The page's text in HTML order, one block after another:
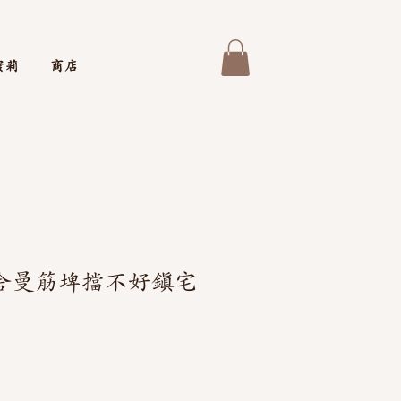
莉 商店
曼筋埤擋不好鎮宅